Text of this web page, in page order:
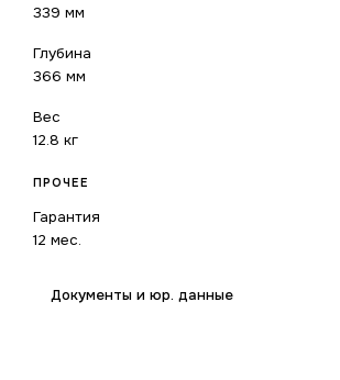
339 мм
Глубина
366 мм
Вес
12.8 кг
ПРОЧЕЕ
Гарантия
12 мес.
Документы и юр. данные